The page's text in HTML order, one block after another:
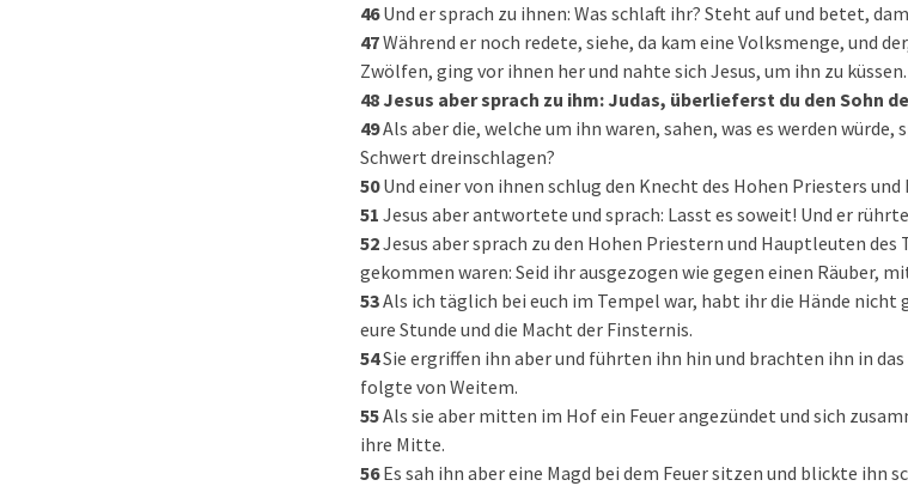
46Und er sprach zu ihnen: Was schlaft ihr? Steht auf und betet,
47Während er noch redete, siehe, da kam eine Volksmenge, und
Zwölfen, ging vor ihnen her und nahte sich Jesus, um ihn zu küssen.
48 Jesus aber sprach zu ihm: Judas, überlieferst du den Sohn
49Als aber die, welche um ihn waren, sahen, was es werden
Schwert dreinschlagen?
50Und einer von ihnen schlug den Knecht des Hohen Priesters
51 Jesus aber antwortete und sprach: Lasst es soweit! Und er
52Jesus aber sprach zu den Hohen Priestern und Hauptleuten
gekommen waren: Seid ihr ausgezogen wie gegen einen Räuber,
53Als ich täglich bei euch im Tempel war, habt ihr die Hände nicht
eure Stunde und die Macht der Finsternis.
54Sie ergriffen ihn aber und führten ihn hin und brachten ihn in
folgte von Weitem.
55Als sie aber mitten im Hof ein Feuer angezündet und sich
ihre Mitte.
56Es sah ihn aber eine Magd bei dem Feuer sitzen und blickte ihn